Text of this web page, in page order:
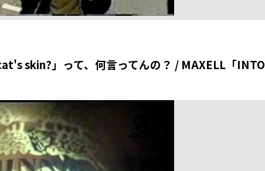
skin?」って、何言ってんの？ / MAXELL「INTO